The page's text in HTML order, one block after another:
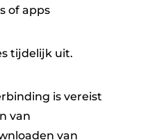
of apps
tijdelijk uit.
is vereist
van
van